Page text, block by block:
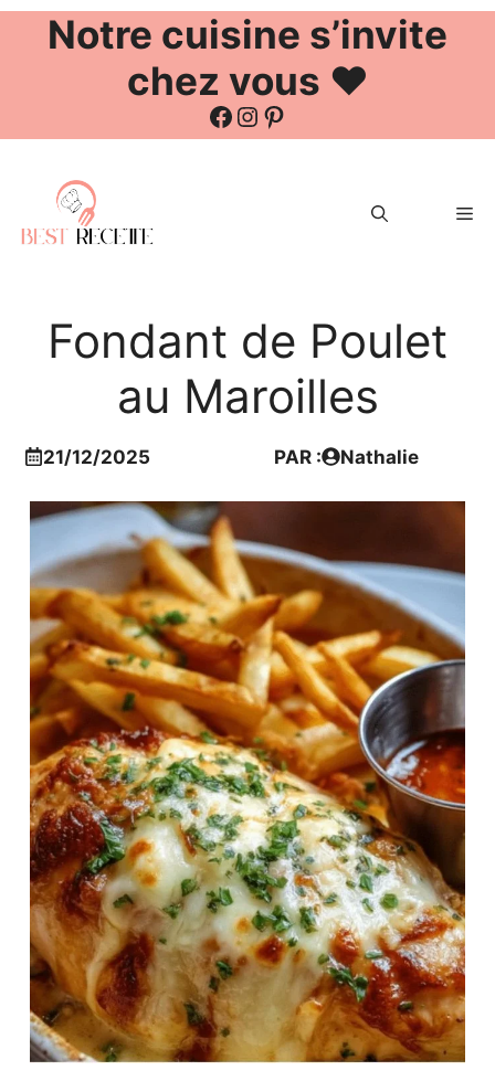
Notre cuisine s’invite
chez vous ❤️
Facebook
Instagram
Pinterest
contenu
Fondant de Poulet
au Maroilles
21/12/2025 PAR : Nathalie